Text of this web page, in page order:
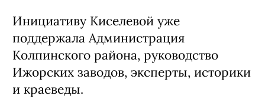
Инициативу Киселевой уже
поддержала Администрация
Колпинского района, руководство
Ижорских заводов, эксперты, историки
и краеведы.